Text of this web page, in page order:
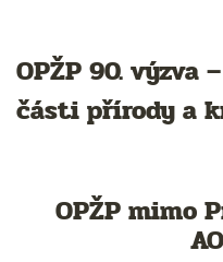
OPŽP 90. výzva
části přírody a
OPŽP mimo